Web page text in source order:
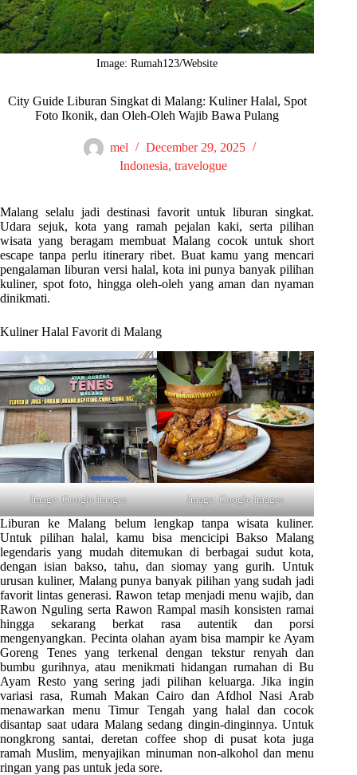
Image: Rumah123/Website
City Guide Liburan Singkat di Malang: Kuliner Halal, Spot
Foto Ikonik, dan Oleh-Oleh Wajib Bawa Pulang
mel
December 29, 2025
Indonesia, travelogue
Malang selalu jadi destinasi favorit untuk liburan singkat.
Udara sejuk, kota yang ramah pejalan kaki, serta pilihan
wisata yang beragam membuat Malang cocok untuk short
escape tanpa perlu itinerary ribet. Buat kamu yang mencari
pengalaman liburan versi halal, kota ini punya banyak pilihan
kuliner, spot foto, hingga oleh-oleh yang aman dan nyaman
dinikmati.
Kuliner Halal Favorit di Malang
Image: Google Images Image: Google Images
Liburan ke Malang belum lengkap tanpa wisata kuliner.
Untuk pilihan halal, kamu bisa mencicipi Bakso Malang
legendaris yang mudah ditemukan di berbagai sudut kota,
dengan isian bakso, tahu, dan siomay yang gurih. Untuk
urusan kuliner, Malang punya banyak pilihan yang sudah jadi
favorit lintas generasi. Rawon tetap menjadi menu wajib, dan
Rawon Nguling serta Rawon Rampal masih konsisten ramai
hingga sekarang berkat rasa autentik dan porsi
mengenyangkan. Pecinta olahan ayam bisa mampir ke Ayam
Goreng Tenes yang terkenal dengan tekstur renyah dan
bumbu gurihnya, atau menikmati hidangan rumahan di Bu
Ayam Resto yang sering jadi pilihan keluarga. Jika ingin
variasi rasa, Rumah Makan Cairo dan Afdhol Nasi Arab
menawarkan menu Timur Tengah yang halal dan cocok
disantap saat udara Malang sedang dingin-dinginnya. Untuk
nongkrong santai, deretan coffee shop di pusat kota juga
ramah Muslim, menyajikan minuman non-alkohol dan menu
ringan yang pas untuk jeda sore.